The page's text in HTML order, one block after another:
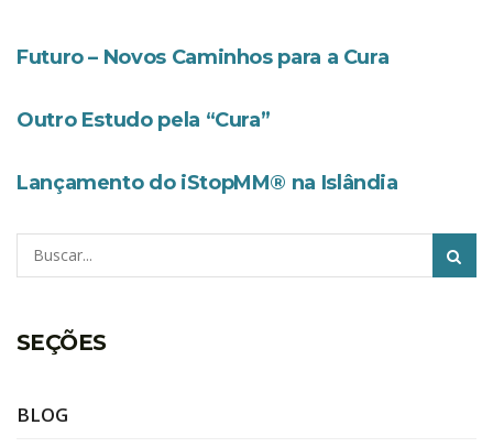
Futuro – Novos Caminhos para a Cura
Outro Estudo pela “Cura”
Lançamento do iStopMM® na Islândia
Pesquisar
SEÇÕES
BLOG